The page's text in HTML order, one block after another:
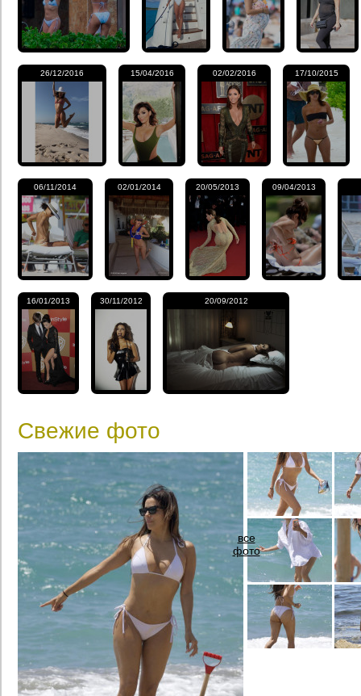
26/12/2016 15/04/2016 02/02/2016 17/10/2015
06/11/2014 02/01/2014 20/05/2013 09/04/2013
16/01/2013 30/11/2012 20/09/2012
Свежие фото
все
фото